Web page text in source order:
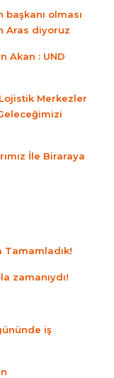
başkanı olması
Aras diyoruz
Akan : UND
Merkezler
İle Biraraya
Tamamladık!
zamanıydı!
iş